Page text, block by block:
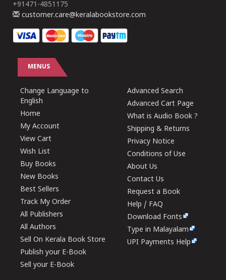
+91471-4851175
customer.care@keralabookstore.com
MENUS
Change Language to
English
Home
My Account
View Cart
Wish List
Buy Books
New Books
Best Sellers
Track My Order
All Publishers
All Authors
Sell On Kerala Book Store
Publish your E-Book
Sell your E-Book
Advanced Search
Advanced Cart Page
What is Audio Book ?
Shipping & Returns
Privacy Notice
Conditions of Use
About Us
Contact Us
Request a Book
Help / FAQ
Download Fonts
Type in Malayalam
UPI Payments Help